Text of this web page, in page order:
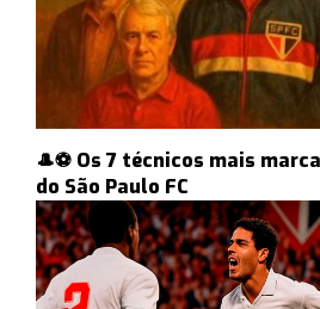
🎩⚽ Os 7 técnicos mais
do São Paulo FC